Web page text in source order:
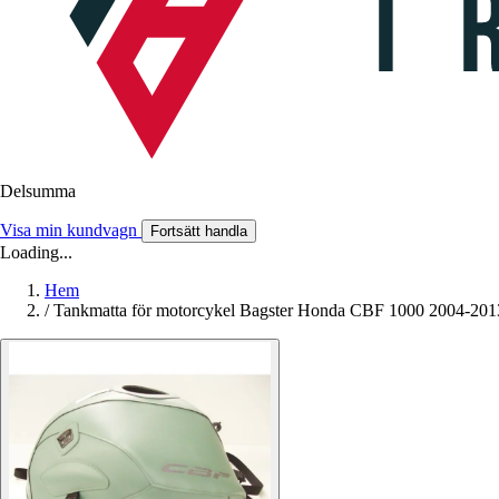
Delsumma
Visa min kundvagn Fortsätt handla
Loading...
Hem
/ Tankmatta för motorcykel Bagster Honda CBF 1000 2004-